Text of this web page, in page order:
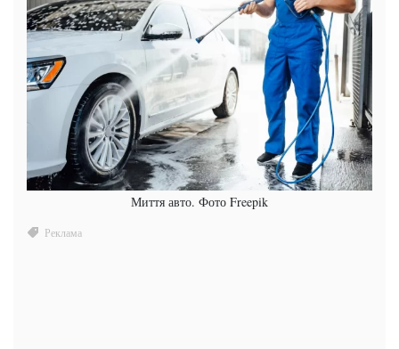
Миття авто. Фото Freepik